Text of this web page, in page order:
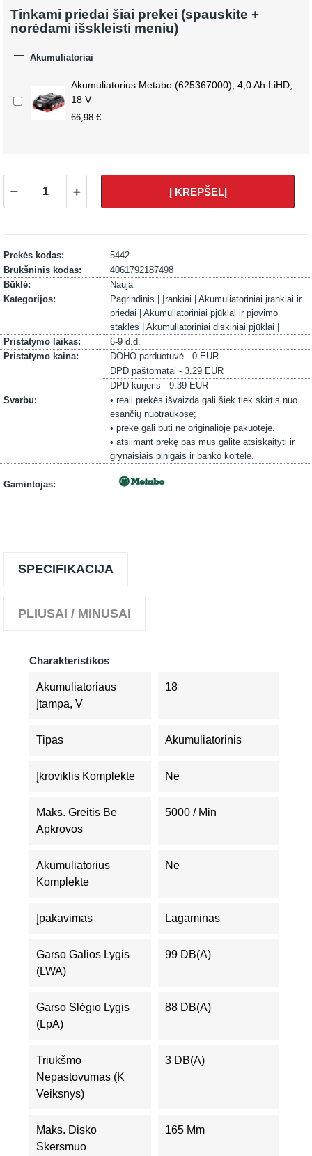
Tinkami priedai šiai prekei (spauskite +
norėdami išskleisti meniu)
 Akumuliatoriai
Akumuliatorius Metabo (625367000), 4,0 Ah LiHD,
18 V
66,98 €
Į KREPŠELĮ
Prekės kodas:
5442
Brūkšninis kodas:
4061792187498
Būklė:
Nauja
Kategorijos:
Pagrindinis | Įrankiai | Akumuliatoriniai įrankiai ir
priedai | Akumuliatoriniai pjūklai ir pjovimo
staklės | Akumuliatoriniai diskiniai pjūklai |
Pristatymo laikas:
6-9 d.d.
Pristatymo kaina:
DOHO parduotuvė - 0 EUR
DPD paštomatai - 3.29 EUR
DPD kurjeris - 9.39 EUR
Svarbu:
• reali prekės išvaizda gali šiek tiek skirtis nuo
esančių nuotraukose;
• prekė gali būti ne originalioje pakuotėje.
• atsiimant prekę pas mus galite atsiskaityti ir
grynaisiais pinigais ir banko kortele.
Gamintojas:
SPECIFIKACIJA
PLIUSAI / MINUSAI
Charakteristikos
Akumuliatoriaus
Įtampa, V
18
Tipas Akumuliatorinis
Įkroviklis Komplekte Ne
Maks. Greitis Be
Apkrovos
5000 / Min
Akumuliatorius
Komplekte
Ne
Įpakavimas Lagaminas
Garso Galios Lygis
(LWA)
99 DB(A)
Garso Slėgio Lygis
(LpA)
88 DB(A)
Triukšmo
Nepastovumas (K
Veiksnys)
3 DB(A)
Maks. Disko
Skersmuo
165 Mm